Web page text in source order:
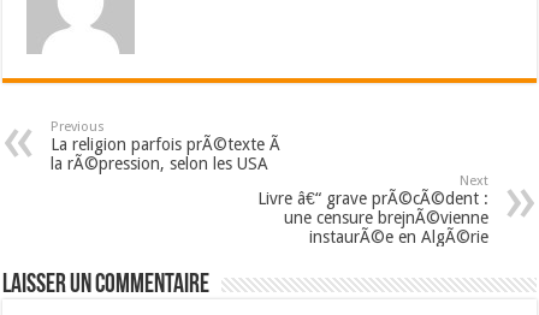
Previous
La religion parfois prÃ©texte Ã
la rÃ©pression, selon les USA
Next
Livre â€“ grave prÃ©cÃ©dent :
une censure brejnÃ©vienne
instaurÃ©e en AlgÃ©rie
Laisser un commentaire